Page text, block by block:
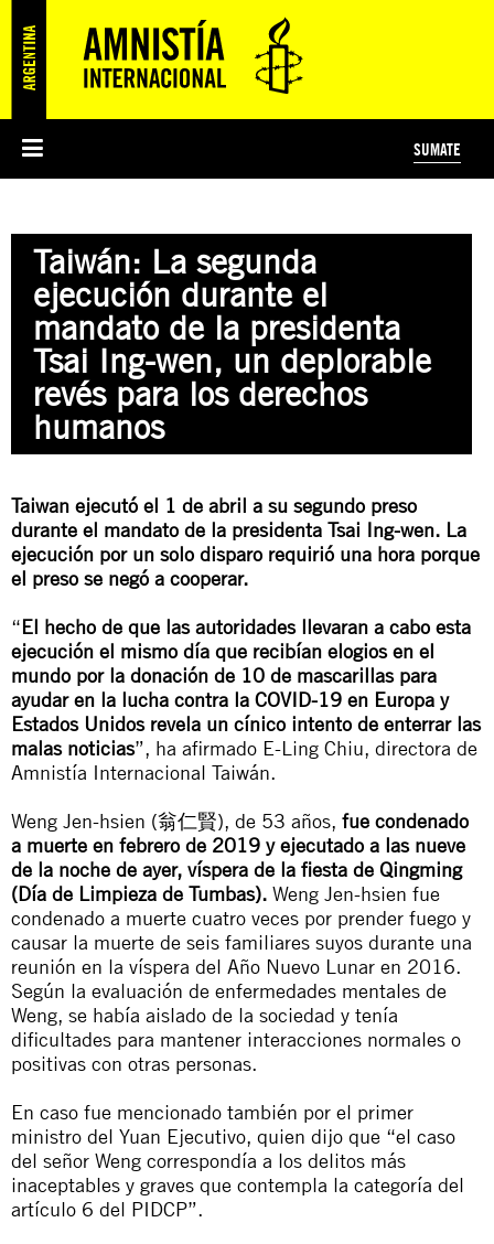
PREGUNTAS FRECUENTES
ÁREAS TEMÁTICAS
JUSTICIA INTERNACIONAL
EDUCACIÓN EN DERECHOS HUMANOS Y JÓVENES
PRENSA
SUSCRIBITE
SUMATE
PREGUNTAS FRECUENTES
Taiwán: La segunda
ejecución durante el
mandato de la presidenta
Tsai Ing-wen, un deplorable
revés para los derechos
humanos
Taiwan ejecutó el 1 de abril a su segundo preso
durante el mandato de la presidenta Tsai Ing-wen. La
ejecución por un solo disparo requirió una hora porque
el preso se negó a cooperar.
“El hecho de que las autoridades llevaran a cabo esta
ejecución el mismo día que recibían elogios en el
mundo por la donación de 10 de mascarillas para
ayudar en la lucha contra la COVID-19 en Europa y
Estados Unidos revela un cínico intento de enterrar las
malas noticias”, ha afirmado E-Ling Chiu, directora de
Amnistía Internacional Taiwán.
Weng Jen-hsien (翁仁賢), de 53 años, fue condenado
a muerte en febrero de 2019 y ejecutado a las nueve
de la noche de ayer, víspera de la fiesta de Qingming
(Día de Limpieza de Tumbas). Weng Jen-hsien fue
condenado a muerte cuatro veces por prender fuego y
causar la muerte de seis familiares suyos durante una
reunión en la víspera del Año Nuevo Lunar en 2016.
Según la evaluación de enfermedades mentales de
Weng, se había aislado de la sociedad y tenía
dificultades para mantener interacciones normales o
positivas con otras personas.
En caso fue mencionado también por el primer
ministro del Yuan Ejecutivo, quien dijo que “el caso
del señor Weng correspondía a los delitos más
inaceptables y graves que contempla la categoría del
artículo 6 del PIDCP”.